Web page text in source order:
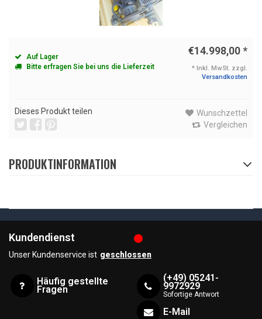
Auf Lager
Bitte erfragen Sie bei uns die Lieferzeit
€14.998,00*
* Inkl. MwSt. zzgl.
Versandkosten
Dieses Produkt teilen
Wunschzettel
Vergleichen
PRODUKTINFORMATION
Kundendienst
Unser Kundenservice ist geschlossen
Häufig gestellte
Fragen
(+49) 05241-
9972929
Sofortige Antwort
E-Mail